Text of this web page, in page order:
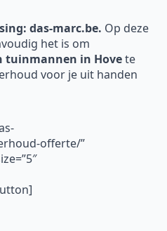
das-marc.be. Op deze
het is om
tuinmannen in Hovete
voor je uit handen
offerte/”